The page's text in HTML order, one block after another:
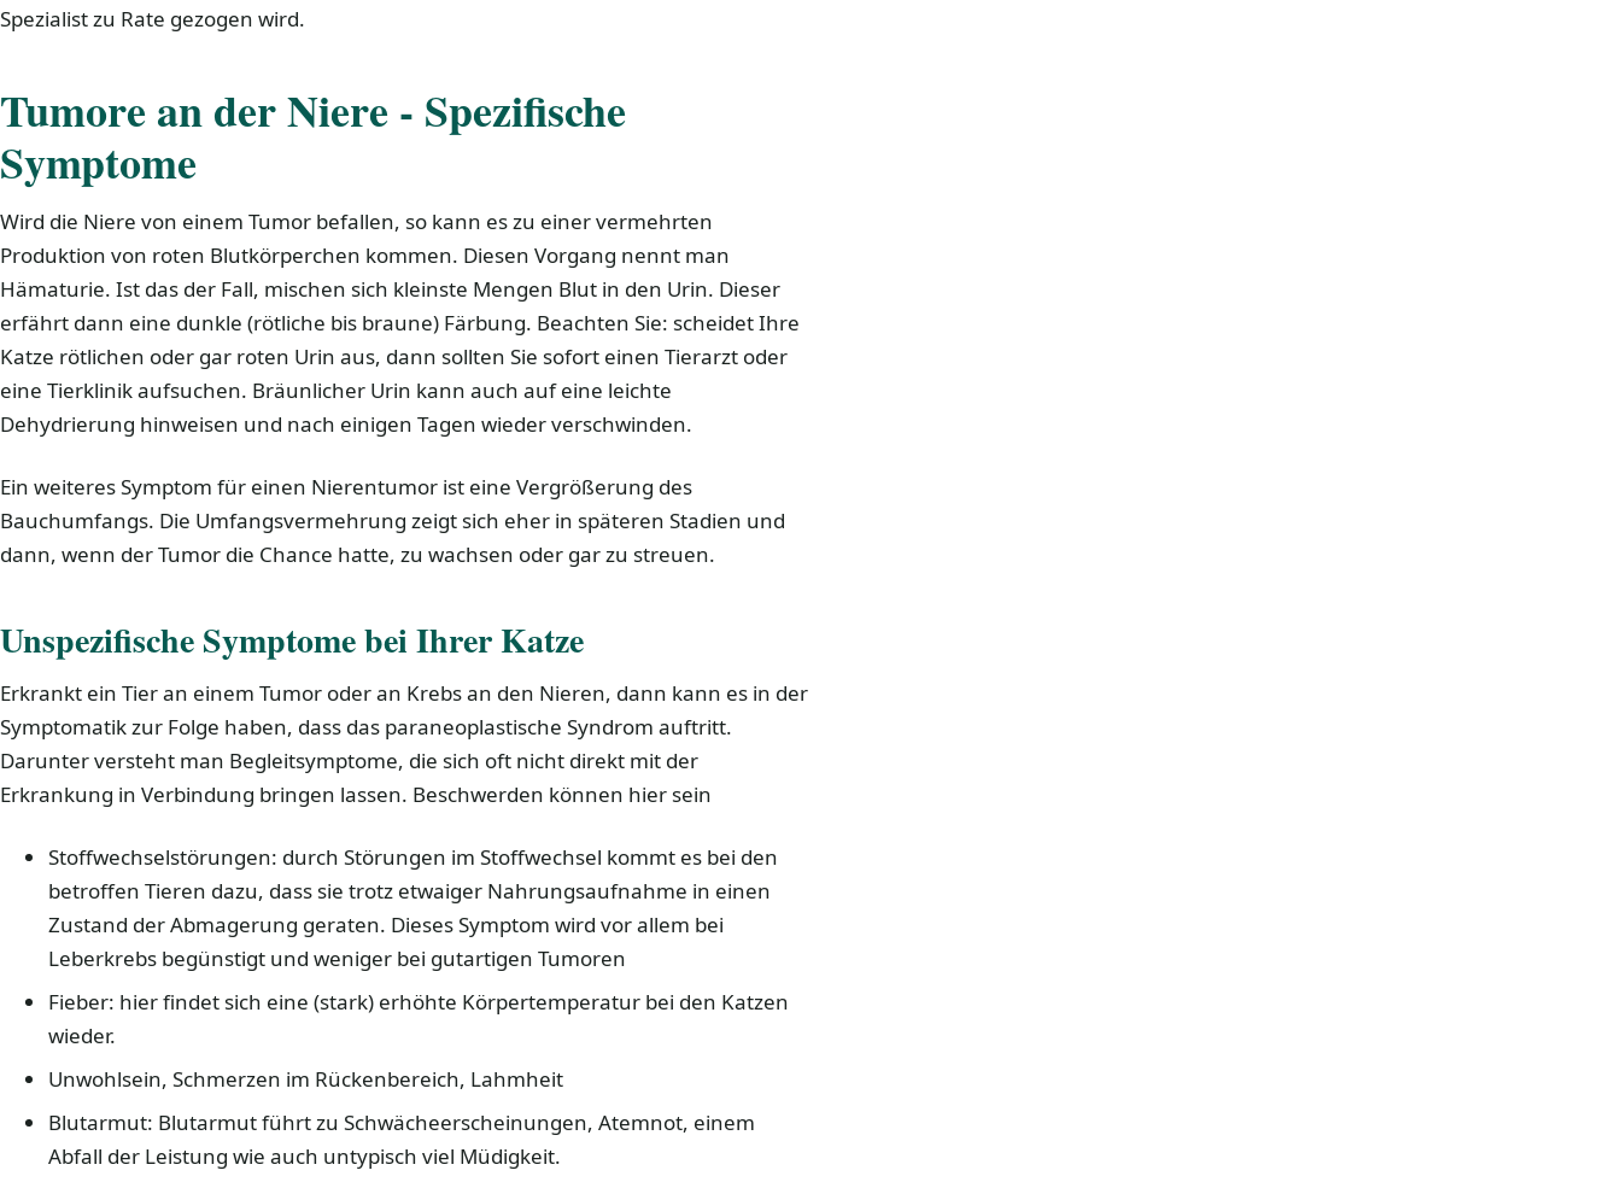
Spezialist zu Rate gezogen wird.
Tumore an der Niere - Spezifische
Symptome
Wird die Niere von einem Tumor befallen, so kann es zu einer vermehrten
Produktion von roten Blutkörperchen kommen. Diesen Vorgang nennt man
Hämaturie. Ist das der Fall, mischen sich kleinste Mengen Blut in den Urin. Dieser
erfährt dann eine dunkle (rötliche bis braune) Färbung. Beachten Sie: scheidet Ihre
Katze rötlichen oder gar roten Urin aus, dann sollten Sie sofort einen Tierarzt oder
eine Tierklinik aufsuchen. Bräunlicher Urin kann auch auf eine leichte
Dehydrierung hinweisen und nach einigen Tagen wieder verschwinden.
Ein weiteres Symptom für einen Nierentumor ist eine Vergrößerung des
Bauchumfangs. Die Umfangsvermehrung zeigt sich eher in späteren Stadien und
dann, wenn der Tumor die Chance hatte, zu wachsen oder gar zu streuen.
Unspezifische Symptome bei Ihrer Katze
Erkrankt ein Tier an einem Tumor oder an Krebs an den Nieren, dann kann es in der
Symptomatik zur Folge haben, dass das paraneoplastische Syndrom auftritt.
Darunter versteht man Begleitsymptome, die sich oft nicht direkt mit der
Erkrankung in Verbindung bringen lassen. Beschwerden können hier sein
Stoffwechselstörungen: durch Störungen im Stoffwechsel kommt es bei den
betroffen Tieren dazu, dass sie trotz etwaiger Nahrungsaufnahme in einen
Zustand der Abmagerung geraten. Dieses Symptom wird vor allem bei
Leberkrebs begünstigt und weniger bei gutartigen Tumoren
Fieber: hier findet sich eine (stark) erhöhte Körpertemperatur bei den Katzen
wieder.
Unwohlsein, Schmerzen im Rückenbereich, Lahmheit
Blutarmut: Blutarmut führt zu Schwächeerscheinungen, Atemnot, einem
Abfall der Leistung wie auch untypisch viel Müdigkeit.